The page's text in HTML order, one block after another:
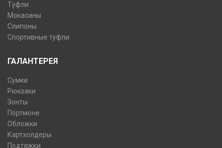
Туфли
Мокасины
Слипоны
Спортивные туфли
ГАЛАНТЕРЕЯ
Сумки
Рюкзаки
Зонты
Портмоне
Обложки
Картхолдеры
Подтяжки